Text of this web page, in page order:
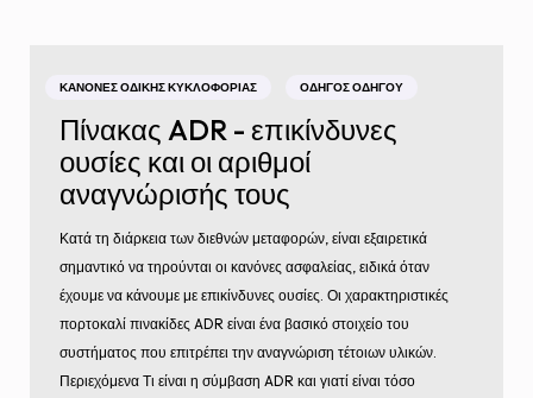
ΚΑΝΌΝΕΣ ΟΔΙΚΉΣ ΚΥΚΛΟΦΟΡΊΑΣ ΟΔΗΓΌΣ ΟΔΗΓΟΎ
Πίνακας ADR - επικίνδυνες
ουσίες και οι αριθμοί
αναγνώρισής τους
Κατά τη διάρκεια των διεθνών μεταφορών, είναι εξαιρετικά
σημαντικό να τηρούνται οι κανόνες ασφαλείας, ειδικά όταν
έχουμε να κάνουμε με επικίνδυνες ουσίες. Οι χαρακτηριστικές
πορτοκαλί πινακίδες ADR είναι ένα βασικό στοιχείο του
συστήματος που επιτρέπει την αναγνώριση τέτοιων υλικών.
Περιεχόμενα Τι είναι η σύμβαση ADR και γιατί είναι τόσο